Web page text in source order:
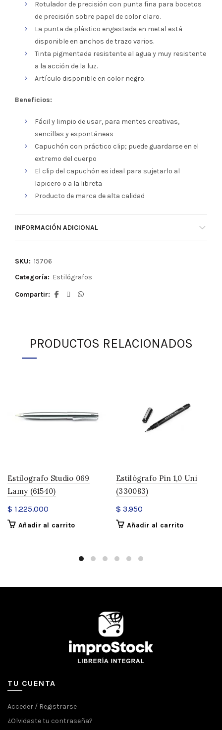
Rotulador de precisión con punta fina para bocetos
de precisión sobre papel de color claro.
La punta de plástico engastada en metal está
disponible en anchos de trazo varios.
Tinta pigmentada resistente al agua y muy resistente
a la acción de la luz.
Artículo disponible en color negro.
Beneficios:
Fácil y limpio de usar, para mentes creativas,
sencillas y espontáneas
Capuchón con práctico clip; puede guardarse en el
extremo del cuerpo
El clip del capuchón es ideal para sujetarlo al
lapicero o a la libreta
Producto de marca de alta calidad
INFORMACIÓN ADICIONAL
SKU: 15706
Categoría: Estilógrafos
Compartir
PRODUCTOS RELACIONADOS
Estilografo Studio 069
Lamy (61540)
$ 1.225.000
Añadir al carrito
Estilógrafo Pin 1,0 Uni
(330083)
$ 3.950
Añadir al carrito
TU CUENTA
Acceder / Registrarse
¿Olvidaste tu contraseña?